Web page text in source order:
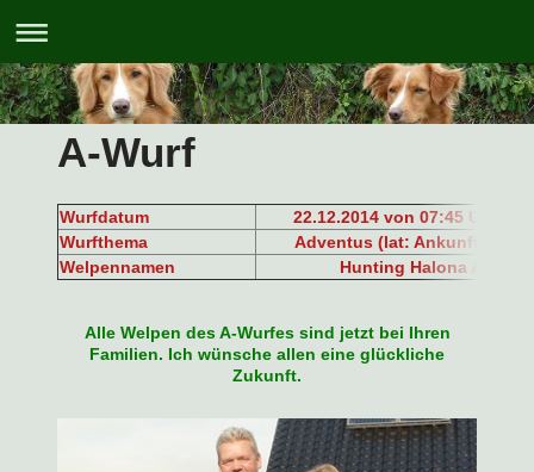
A-Wurf
Wurfdatum
22.12.2014 von 07:45 Uhr bis
Wurfthema
Adventus (lat: Ankunft, das
Welpennamen
Hunting Halona
Alle Welpen des A-Wurfes sind jetzt bei Ihren
Familien. Ich wünsche allen eine glückliche
Zukunft.